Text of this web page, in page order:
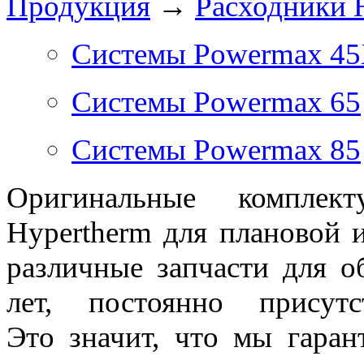
Системы Powermax
Системы Powermax 65
Системы Powermax 85
Оригинальные
Hypertherm для плановой
различные запчасти для
лет, постоянно
Это значит, что мы